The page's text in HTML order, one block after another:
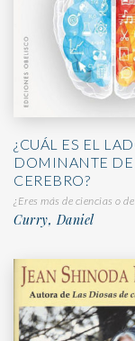
¿CUÁL ES EL
DOMINANTE DE
CEREBRO?
¿Eres más de ciencias o
Curry, Daniel